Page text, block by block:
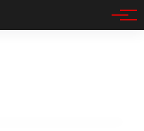
in Lichterfelde
geschnappt – Die